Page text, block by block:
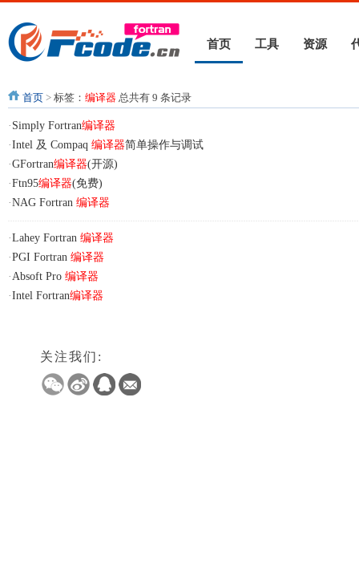
首页 工具 资源
首页 > 标签： 编译器 总共有 9 条记录
· Simply Fortran编译器
·Intel 及 Compaq 编译器简单操作与调试
·GFortran编译器(开源)
·Ftn95编译器(免费)
·NAG Fortran 编译器
·Lahey Fortran 编译器
·PGI Fortran 编译器
·Absoft Pro 编译器
·Intel Fortran编译器
关注我们: